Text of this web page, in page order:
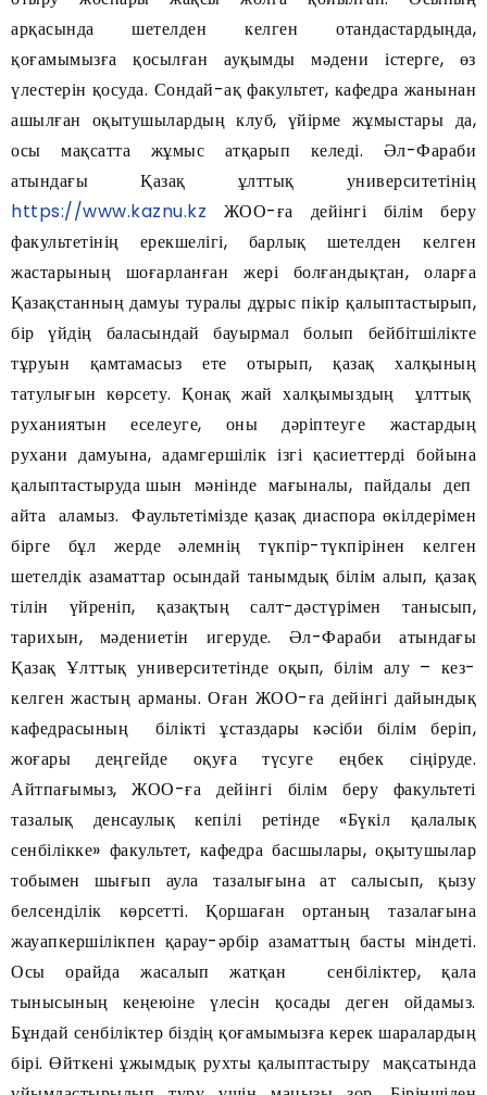
арқасында шетелден келген отандастардыңда,
қоғамымызға қосылған ауқымды мәдени істерге, өз
үлестерін қосуда. Сондай-ақ факультет, кафедра жанынан
ашылған оқытушылардың клуб, үйірме жұмыстары да,
осы мақсатта жұмыс атқарып келеді. Әл-Фараби
атындағы Қазақ ұлттық университетінің
https://www.kaznu.kz ЖОО-ға дейінгі білім беру
факультетінің ерекшелігі, барлық шетелден келген
жастарының шоғарланған жері болғандықтан, оларға
Қазақстанның дамуы туралы дұрыс пікір қалыптастырып,
бір үйдің баласындай бауырмал болып бейбітшілікте
тұруын қамтамасыз ете отырып, қазақ халқының
татулығын көрсету. Қонақ жай халқымыздың ұлттық
руханиятын еселеуге, оны дәріптеуге жастардың
рухани дамуына, адамгершілік ізгі қасиеттерді бойына
қалыптастыруда шын мәнінде мағыналы, пайдалы деп
айта аламыз. Фаультетімізде қазақ диаспора өкілдерімен
бірге бұл жерде әлемнің түкпір-түкпірінен келген
шетелдік азаматтар осындай танымдық білім алып, қазақ
тілін үйреніп, қазақтың салт-дәстүрімен танысып,
тарихын, мәдениетін игеруде. Әл-Фараби атындағы
Қазақ Ұлттық университетінде оқып, білім алу – кез-
келген жастың арманы. Оған ЖОО-ға дейінгі дайындық
кафедрасының білікті ұстаздары кәсіби білім беріп,
жоғары деңгейде оқуға түсуге еңбек сіңіруде.
Айтпағымыз, ЖОО-ға дейінгі білім беру факультеті
тазалық денсаулық кепілі ретінде «Бүкіл қалалық
сенбілікке» факультет, кафедра басшылары, оқытушылар
тобымен шығып аула тазалығына ат салысып, қызу
белсенділік көрсетті. Қоршаған ортаның тазалағына
жауапкершілікпен қарау-әрбір азаматтың басты міндеті.
Осы орайда жасалып жатқан сенбіліктер, қала
тынысының кеңеюіне үлесін қосады деген ойдамыз.
Бұндай сенбіліктер біздің қоғамымызға керек шаралардың
бірі. Өйткені ұжымдық рухты қалыптастыру мақсатында